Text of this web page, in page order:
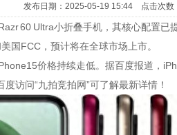
发布日期：2025-05-19 15:44 点击次数
60 Ultra小折叠手机，其核心配置已
国FCC，预计将在全球市场上市。
价格持续走低。据百度报道，
访问“九拍竞拍网”可了解最新详情！